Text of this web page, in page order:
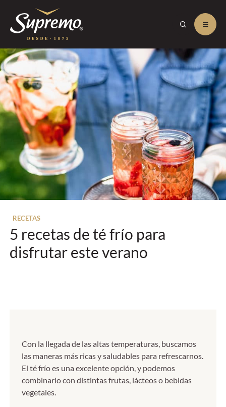
RECETAS
5 recetas de té frío para
disfrutar este verano
Con la llegada de las altas temperaturas, buscamos
las maneras más ricas y saludables para refrescarnos.
El té frío es una excelente opción, y podemos
combinarlo con distintas frutas, lácteos o bebidas
vegetales.